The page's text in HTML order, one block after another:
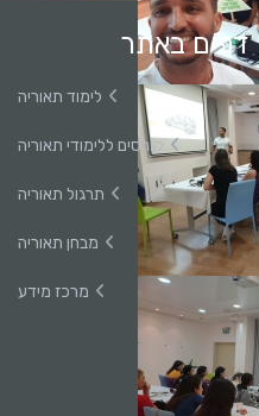
דפים באתר
לימוד תאוריה
קורסים ללימודי תאוריה
תרגול תאוריה
מבחן תאוריה
מרכז מידע